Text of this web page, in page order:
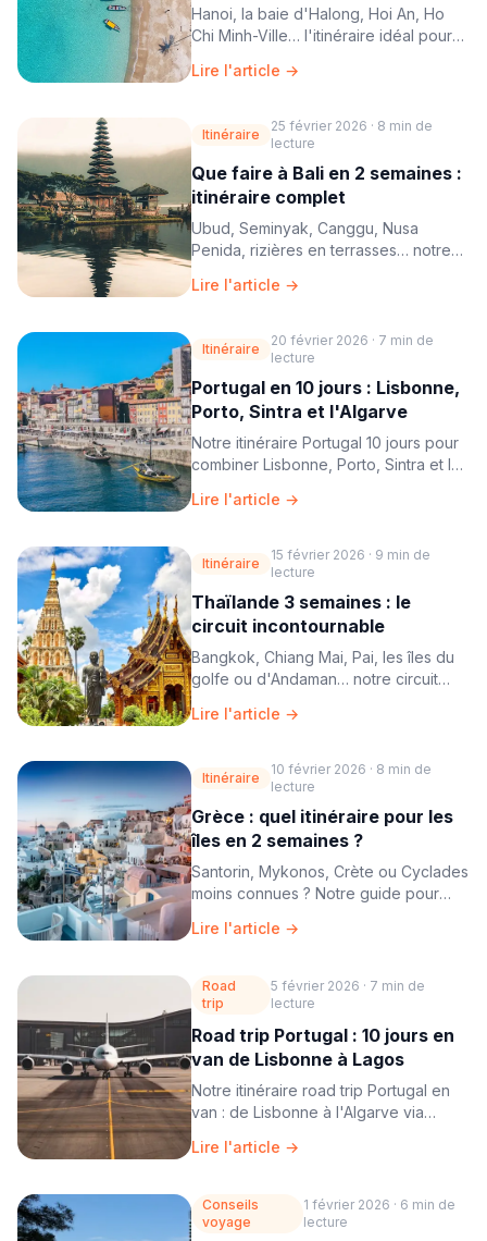
Hanoi, la baie d'Halong, Hoi An, Ho
Chi Minh-Ville… l'itinéraire idéal pour
en 3 semaines.
Lire l'article →
Itinéraire
25 février 2026 · 8 min de
lecture
Que faire à Bali en 2 semaines :
itinéraire complet
Ubud, Seminyak, Canggu, Nusa
Penida, rizières en terrasses… notre
manquer.
Lire l'article →
Itinéraire
20 février 2026 · 7 min de
lecture
Portugal en 10 jours : Lisbonne,
Porto, Sintra et l'Algarve
Notre itinéraire Portugal 10 jours pour
combiner Lisbonne, Porto, Sintra et les
Lire l'article →
Itinéraire
15 février 2026 · 9 min de
lecture
Thaïlande 3 semaines : le
circuit incontournable
Bangkok, Chiang Mai, Pai, les îles du
golfe ou d'Andaman… notre circuit
Lire l'article →
Itinéraire
10 février 2026 · 8 min de
lecture
Grèce : quel itinéraire pour les
îles en 2 semaines ?
Santorin, Mykonos, Crète ou Cyclades
moins connues ? Notre guide pour
grecques.
Lire l'article →
Road
trip
5 février 2026 · 7 min de
lecture
Road trip Portugal : 10 jours en
van de Lisbonne à Lagos
Notre itinéraire road trip Portugal en
van : de Lisbonne à l'Algarve via
Costa Vicentina.
Lire l'article →
Conseils
voyage
1 février 2026 · 6 min de
lecture